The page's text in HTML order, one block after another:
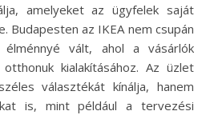
amelyeket az ügyfelek saját
Budapesten az IKEA nem csupán
vált, ahol a vásárlók
kialakításához. Az üzlet
választékát kínálja, hanem
is, mint például a tervezési